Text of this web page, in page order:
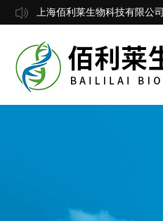
上海佰利莱生物科技有限公司